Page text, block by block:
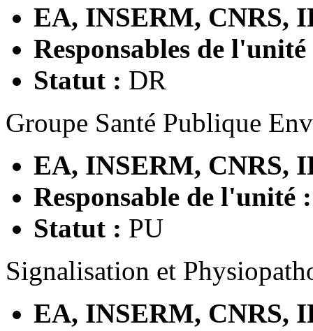
EA, INSERM, CNRS,
Responsables de
Statut : DR
Groupe Santé Publique
EA, INSERM, CNRS,
Responsable de l'unité
Statut : PU
Signalisation et
EA, INSERM, CNRS,